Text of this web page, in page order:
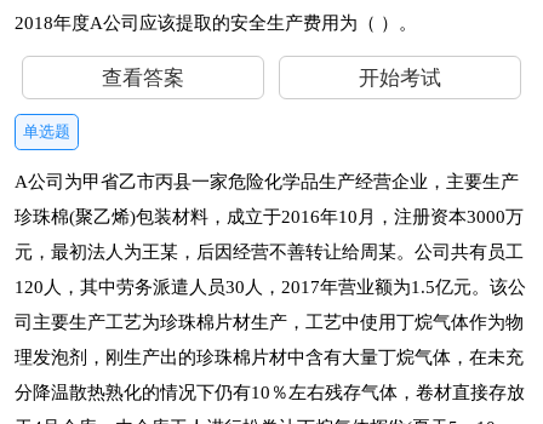
2018年度A公司应该提取的安全生产费用为（ ）。
查看答案 开始考试
单选题
A公司为甲省乙市丙县一家危险化学品生产经营企业，主要生产
珍珠棉(聚乙烯)包装材料，成立于2016年10月，注册资本3000万
元，最初法人为王某，后因经营不善转让给周某。公司共有员工
120人，其中劳务派遣人员30人，2017年营业额为1.5亿元。该公
司主要生产工艺为珍珠棉片材生产，工艺中使用丁烷气体作为物
理发泡剂，刚生产出的珍珠棉片材中含有大量丁烷气体，在未充
分降温散热熟化的情况下仍有10％左右残存气体，卷材直接存放